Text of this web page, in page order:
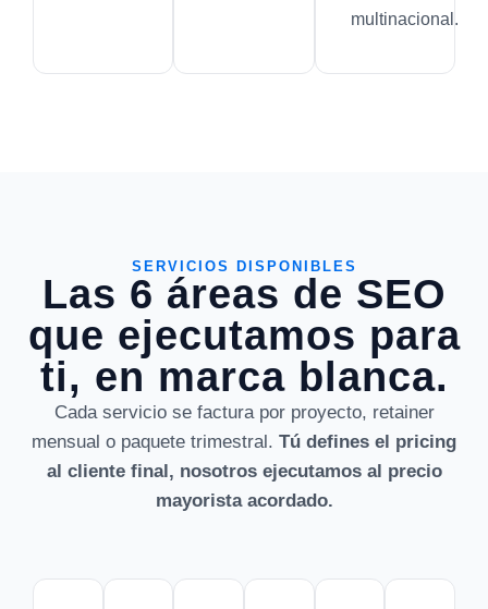
multinacional.
SERVICIOS DISPONIBLES
Las 6 áreas de SEO
que ejecutamos para
ti, en marca blanca.
Cada servicio se factura por proyecto, retainer
mensual o paquete trimestral. Tú defines el pricing
al cliente final, nosotros ejecutamos al precio
mayorista acordado.